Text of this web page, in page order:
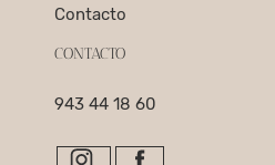
Contacto
CONTACTO
943 44 18 60